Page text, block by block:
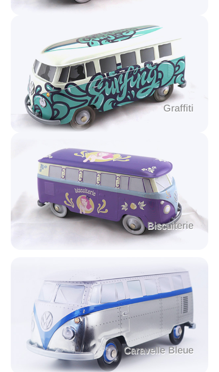
Graffiti
Biscuiterie
Caravelle Bleue